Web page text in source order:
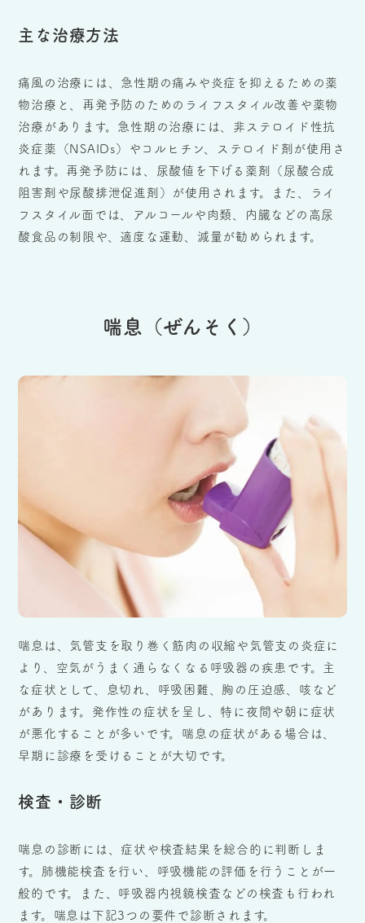
主な治療方法
痛風の治療には、急性期の痛みや炎症を抑えるための薬
物治療と、再発予防のためのライフスタイル改善や薬物
治療があります。急性期の治療には、非ステロイド性抗
炎症薬（NSAIDs）やコルヒチン、ステロイド剤が使用さ
れます。再発予防には、尿酸値を下げる薬剤（尿酸合成
阻害剤や尿酸排泄促進剤）が使用されます。また、ライ
フスタイル面では、アルコールや肉類、内臓などの高尿
酸食品の制限や、適度な運動、減量が勧められます。
喘息（ぜんそく）
喘息は、気管支を取り巻く筋肉の収縮や気管支の炎症に
より、空気がうまく通らなくなる呼吸器の疾患です。主
な症状として、息切れ、呼吸困難、胸の圧迫感、咳など
があります。発作性の症状を呈し、特に夜間や朝に症状
が悪化することが多いです。喘息の症状がある場合は、
早期に診療を受けることが大切です。
検査・診断
喘息の診断には、症状や検査結果を総合的に判断しま
す。肺機能検査を行い、呼吸機能の評価を行うことが一
般的です。また、呼吸器内視鏡検査などの検査も行われ
ます。喘息は下記3つの要件で診断されます。